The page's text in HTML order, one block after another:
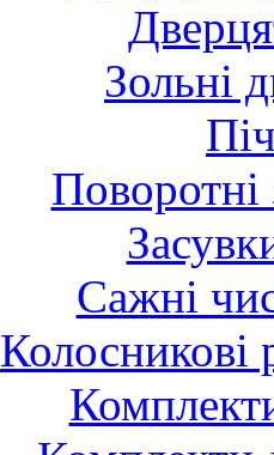
Зольні
Поворотні
Сажні
Колосникові